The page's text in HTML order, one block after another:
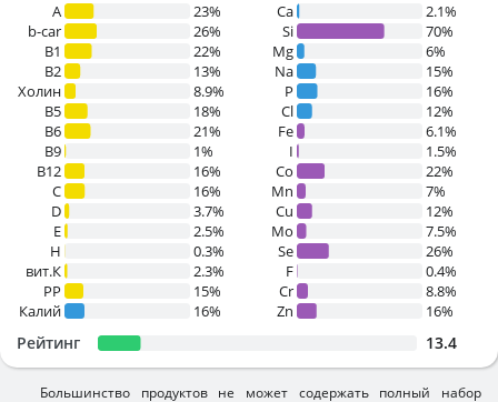
A
23%
b-car
26%
В1
22%
B2
13%
Холин
8.9%
B5
18%
B6
21%
B9
1%
B12
16%
C
16%
D
3.7%
E
2.5%
H
0.3%
вит.К
2.3%
PP
15%
Калий
16%
Ca
2.1%
Si
70%
Mg
6%
Na
15%
P
16%
Cl
12%
Fe
6.1%
I
1.5%
Co
22%
Mn
7%
Cu
12%
Mo
7.5%
Se
26%
F
0.4%
Cr
8.8%
Zn
16%
Рейтинг 13.4
Большинство продуктов не может содержать полный набор